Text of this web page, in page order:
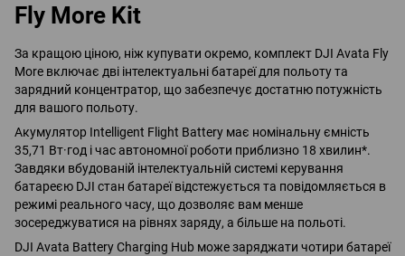
Fly More Kit
За кращою ціною, ніж купувати окремо, комплект DJI Avata Fly
More включає дві інтелектуальні батареї для польоту та
зарядний концентратор, що забезпечує достатню потужність
для вашого польоту.
Акумулятор Intelligent Flight Battery має номінальну ємність
35,71 Вт·год і час автономної роботи приблизно 18 хвилин*.
Завдяки вбудованій інтелектуальній системі керування
батареєю DJI стан батареї відстежується та повідомляється в
режимі реального часу, що дозволяє вам менше
зосереджуватися на рівнях заряду, а більше на польоті.
DJI Avata Battery Charging Hub може заряджати чотири батареї